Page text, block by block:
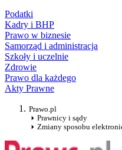
Podatki
Kadry i BHP
Prawo w biznesie
Samorząd i administracja
Szkoły i uczelnie
Zdrowie
Prawo dla każdego
Akty Prawne
Prawo.pl
Prawnicy i sądy
Zmiany sposobu